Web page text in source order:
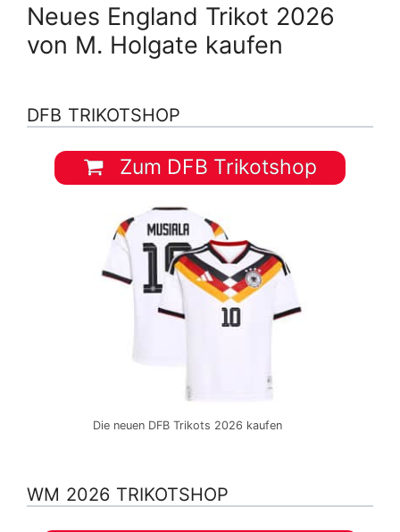
Neues England Trikot 2026
von M. Holgate kaufen
DFB TRIKOTSHOP
Zum DFB Trikotshop
Die neuen DFB Trikots 2026 kaufen
WM 2026 TRIKOTSHOP